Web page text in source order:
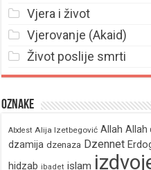
Vjera i život
Vjerovanje (Akaid)
Život poslije smrti
Oznake
Abdest Alija Izetbegović Allah Allah
dzamija dzenaza Dzennet
hidzab ibadet islam